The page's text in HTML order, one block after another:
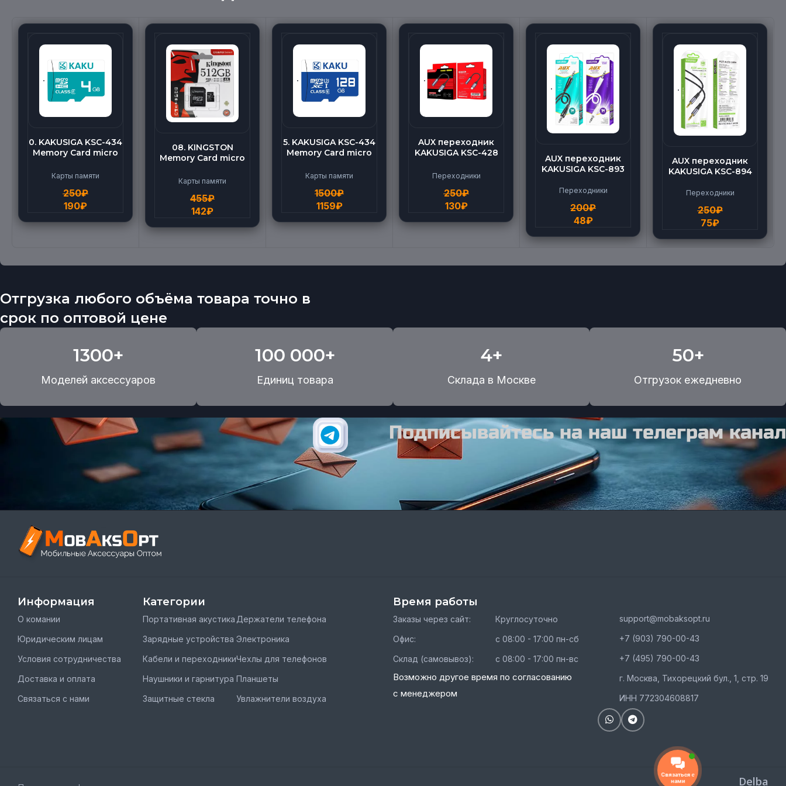
0. KAKUSIGA KSC-434
Memory Card micro
Speed (4G)
Карты памяти
250₽
190₽
08. KINGSTON
Memory Card micro
Карты памяти
455₽
142₽
5. KAKUSIGA KSC-434
Memory Card micro
Speed (128G)
Карты памяти
1500₽
1159₽
AUX переходник
KAKUSIGA KSC-428
Переходники
250₽
130₽
AUX переходник
KAKUSIGA KSC-893
Переходники
200₽
48₽
AUX переходник
KAKUSIGA KSC-894
Переходники
250₽
75₽
Отгрузка любого объёма товара точно в
срок по оптовой цене
1300+
Моделей аксессуаров
100 000+
Единиц товара
4+
Склада в Москве
50+
Отгрузок ежедневно
Подписывайтесь на наш телеграм канал
Информация
О комании
Юридическим лицам
Условия сотрудничества
Доставка и оплата
Связаться с нами
Категории
Портативная акустика
Зарядные устройства
Кабели и переходники
Наушники и гарнитура
Защитные стекла
Держатели телефона
Электроника
Чехлы для телефонов
Планшеты
Увлажнители воздуха
Время работы
Заказы через сайт:
Офис:
Склад (самовывоз):
Круглосуточно
с 08:00 - 17:00 пн-сб
с 08:00 - 17:00 пн-вс
Возможно другое время по согласованию
с менеджером
support@mobaksopt.ru
+7 (903) 790-00-43
+7 (495) 790-00-43
г. Москва, Тихорецкий бул., 1, стр. 19
ИНН 772304608817
Delba
Связаться с
нами